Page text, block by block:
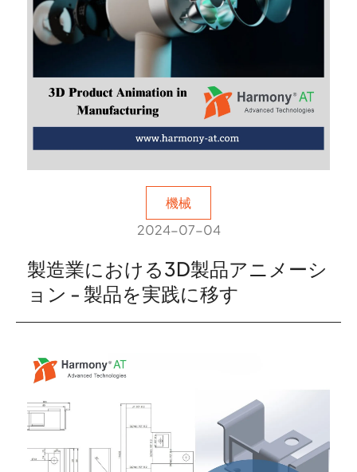
機械
2024-07-04
製造業における3D製品アニメーシ
ョン - 製品を実践に移す